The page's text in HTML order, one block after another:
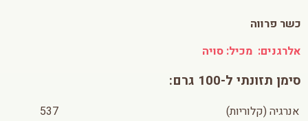
כשר פרווה
אלרגנים: מכיל: סויה
סימן תזונתי ל-100 גרם:
אנרגיה (קלוריות)
537